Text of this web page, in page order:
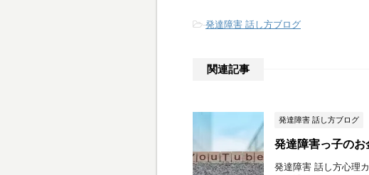
-発達障害 話し方ブログ
関連記事
発達障害 話し方ブログ
発達障害っ子のお
発達障害 話し方心理